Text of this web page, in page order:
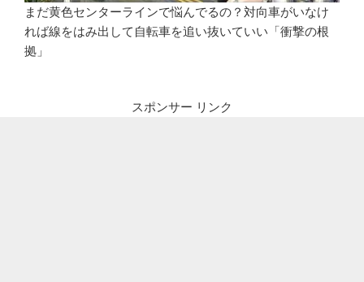
まだ黄色センターラインで悩んでるの？対向車がいなけ
れば線をはみ出して自転車を追い抜いていい「衝撃の根
拠」
スポンサー リンク